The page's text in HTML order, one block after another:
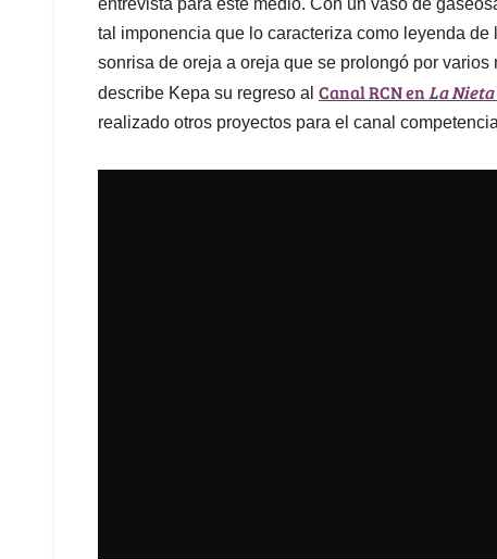
p
k
n
tal imponencia que lo caracteriza como leyenda
sonrisa de oreja a oreja que se prolongó por varios
describe Kepa su regreso al Canal RCN en La
realizado otros proyectos para el canal